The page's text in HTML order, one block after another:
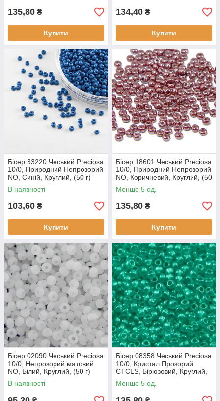
135,80 ₴
Купити
134,40 ₴
Купити
Бісер 33220 Чеський Preciosa
10/0, Природний Непрозорий
NO, Синій, Круглий, (50 г)
В наявності
103,60 ₴
Купити
Бісер 18601 Чеський Preciosa
10/0, Природний Непрозорий
NO, Коричневий, Круглий, (50
г)
Менше 5 од.
135,80 ₴
Купити
Бісер 02090 Чеський Preciosa
10/0, Непрозорий матовий
NO, Білий, Круглий, (50 г)
В наявності
Бісер 08358 Чеський Preciosa
10/0, Кристал Прозорий
CTCLS, Бірюзовий, Круглий,
(50 г)
Менше 5 од.